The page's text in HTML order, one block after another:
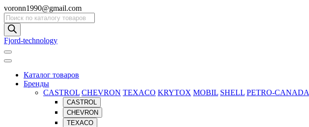
voronn1990@gmail.com
Поиск
товаров
Fjord-technology
Каталог товаров
Бренды
CASTROL CHEVRON TEXACO KRYTOX MOBIL SHELL PETRO-CANADA
CASTROL
CHEVRON
TEXACO